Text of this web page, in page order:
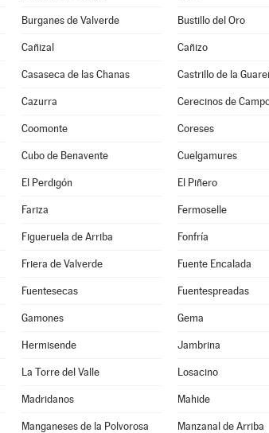
Burganes de Valverde Bustillo del Oro
Cañizal Cañizo
Casaseca de las Chanas Castrillo de la
Cazurra Cerecinos de
Coomonte Coreses
Cubo de Benavente Cuelgamures
El Perdigón El Piñero
Fariza Fermoselle
Figueruela de Arriba Fonfría
Friera de Valverde Fuente Encalada
Fuentesecas Fuentespreadas
Gamones Gema
Hermisende Jambrina
La Torre del Valle Losacino
Madridanos Mahide
Manganeses de la Polvorosa Manzanal de Arriba